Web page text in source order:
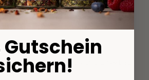
Versand
kostenlos und direkt zu
dir nach Hause!
Gutschein